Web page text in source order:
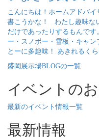
こんにちは！ホームアドバ
書こうかな！ わたし趣味な
だけであったりするもんで
ー・スノボー・雪板・キャ
とーに多趣味！ あきれる
盛岡展示場BLOGの一覧
イベントの
最新のイベント情報一覧
最新情報